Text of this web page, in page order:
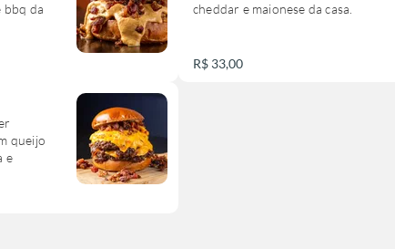
bbq da
cheddar e maionese da casa.
R$ 33,00
queijo